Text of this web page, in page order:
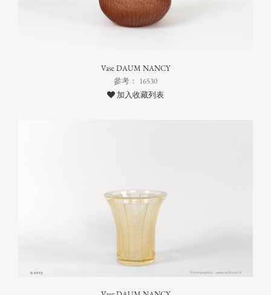
Vase DAUM NANCY
參考： 16530
加入收藏列表